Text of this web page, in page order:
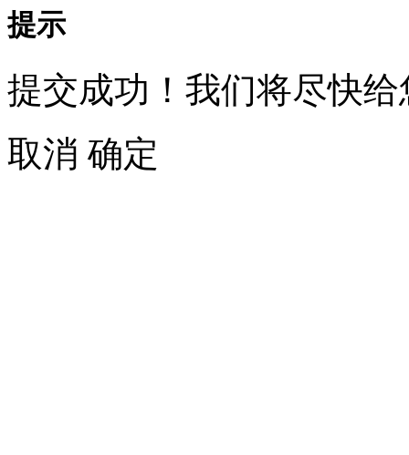
提示
提交成功！我们将尽快
取消 确定